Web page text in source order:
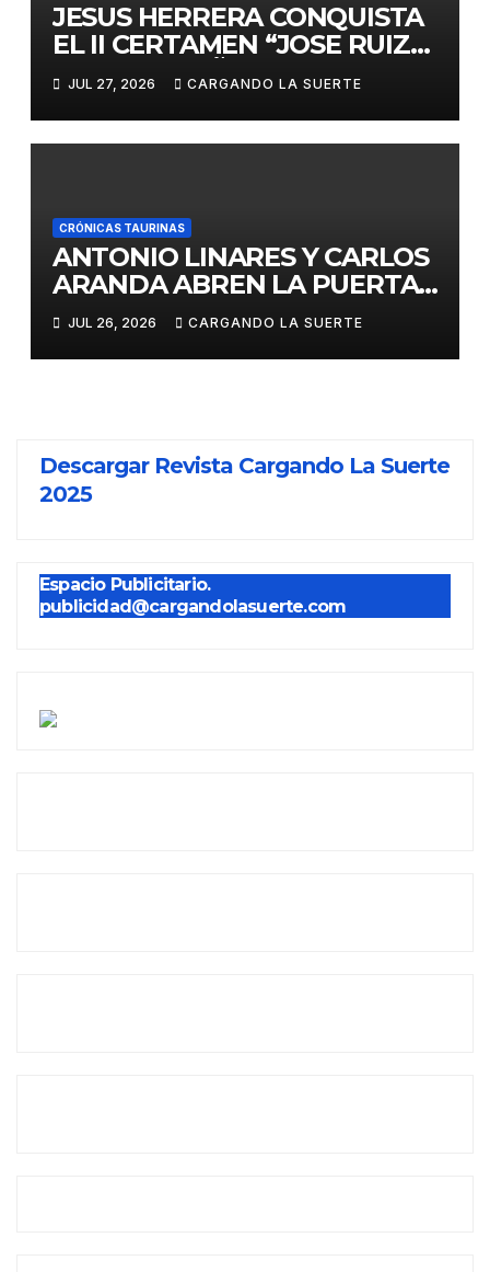
JESUS HERRERA CONQUISTA
EL II CERTAMEN “JOSE RUIZ
CALATRAVEÑO”
JUL 27, 2026 CARGANDO LA SUERTE
CRÓNICAS TAURINAS
ANTONIO LINARES Y CARLOS
ARANDA ABREN LA PUERTA
GRANDE EN LA CORRIDA DE
FERIA DE ALMADÉN
JUL 26, 2026 CARGANDO LA SUERTE
Descargar Revista Cargando La Suerte
2025
Espacio Publicitario.
publicidad@cargandolasuerte.com